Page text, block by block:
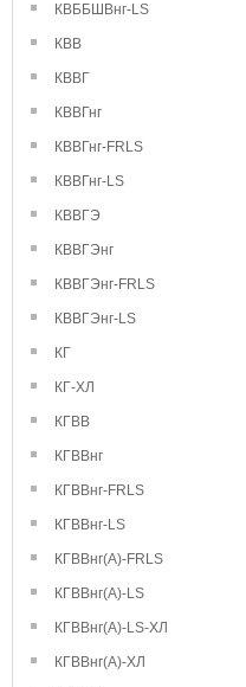
КВББШВнг-LS
КВВ
КВВГ
КВВГнг
КВВГнг-FRLS
КВВГнг-LS
КВВГЭ
КВВГЭнг
КВВГЭнг-FRLS
КВВГЭнг-LS
КГ
КГ-ХЛ
КГВВ
КГВВнг
КГВВнг-FRLS
КГВВнг-LS
КГВВнг(А)-FRLS
КГВВнг(А)-LS
КГВВнг(А)-LS-ХЛ
КГВВнг(А)-ХЛ